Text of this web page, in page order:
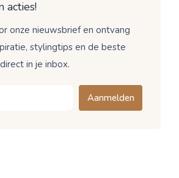
acties!
onze nieuwsbrief en ontvang
stylingtips en de beste
in je inbox.
Aanmelden